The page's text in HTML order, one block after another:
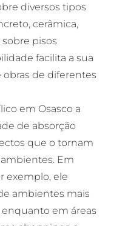
diversos tipos
cerâmica,
pisos
facilita a sua
de diferentes
em Osasco a
de absorção
que o tornam
Em
exemplo, ele
ambientes mais
enquanto em áreas